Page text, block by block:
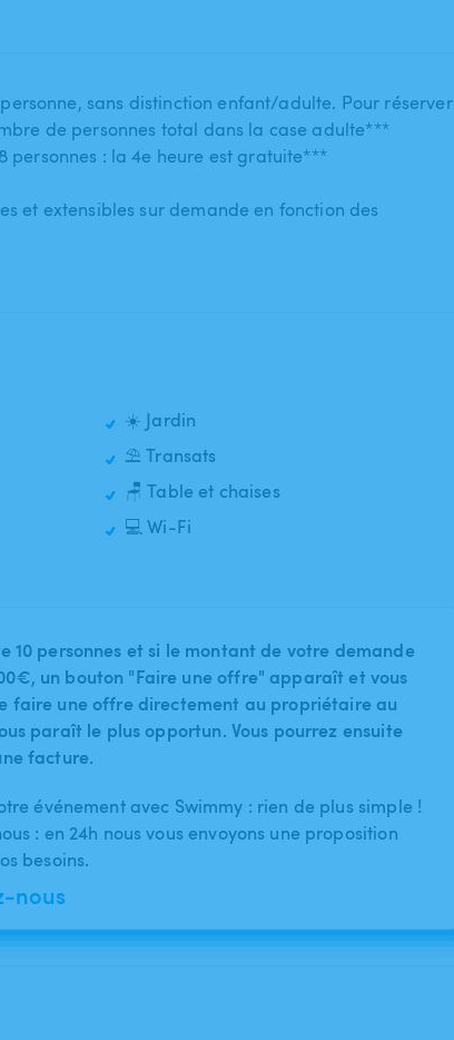
sans distinction enfant​/​adulte. Pour réserver
de personnes total dans la case adulte***
: la 4e heure est gratuite***
et extensibles sur demande en fonction des
☀️ Jardin
⛱️ Transats
🪑 Table et chaises
💻 Wi-Fi
10 personnes et si le montant de votre demande
un bouton "Faire une offre" apparaît et vous
faire une offre directement au propriétaire au
paraît le plus opportun. Vous pourrez ensuite
facture.
événement avec Swimmy : rien de plus simple !
: en 24h nous vous envoyons une proposition
besoins.
nous